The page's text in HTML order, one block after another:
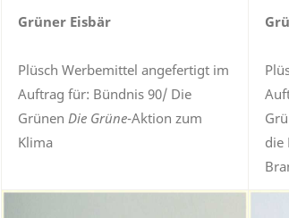
Grüner Eisbär
Plüsch Werbemittel angefertigt im
Auftrag für: Bündnis 90/ Die
Grünen Die Grüne-Aktion zum
Klima
die